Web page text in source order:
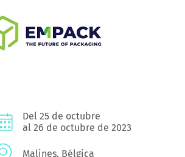
Del 25 de octubre
al 26 de octubre de 2023
Malines, Bélgica